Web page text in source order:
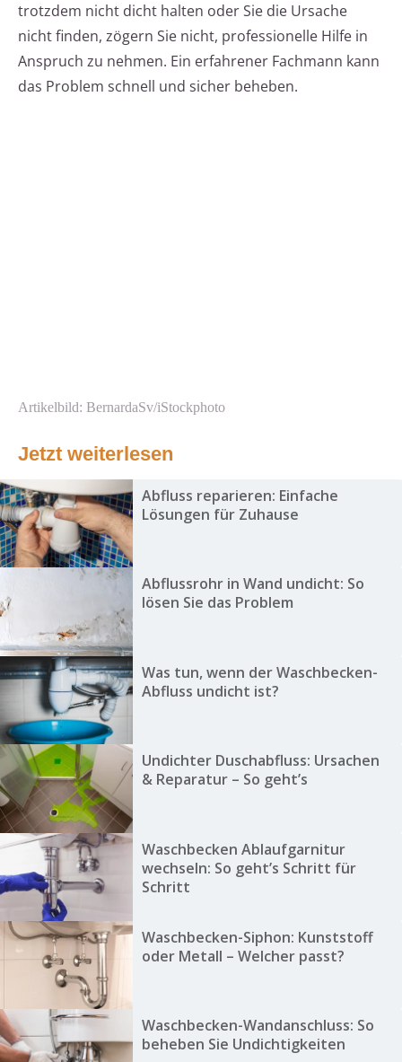
trotzdem nicht dicht halten oder Sie die Ursache
nicht finden, zögern Sie nicht, professionelle Hilfe in
Anspruch zu nehmen. Ein erfahrener Fachmann kann
das Problem schnell und sicher beheben.
Artikelbild: BernardaSv/iStockphoto
Jetzt weiterlesen
Abfluss reparieren: Einfache
Lösungen für Zuhause
Abflussrohr in Wand undicht: So
lösen Sie das Problem
Was tun, wenn der Waschbecken-
Abfluss undicht ist?
Undichter Duschabfluss: Ursachen
& Reparatur – So geht’s
Waschbecken Ablaufgarnitur
wechseln: So geht’s Schritt für
Schritt
Waschbecken-Siphon: Kunststoff
oder Metall – Welcher passt?
Waschbecken-Wandanschluss: So
beheben Sie Undichtigkeiten